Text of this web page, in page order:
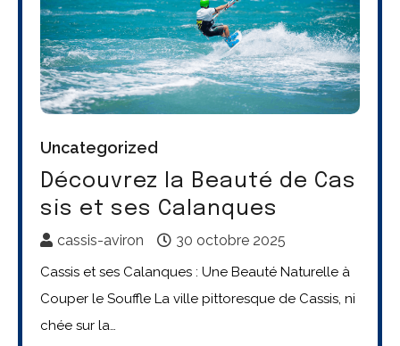
Uncategorized
Découvrez la Beauté de Cas
sis et ses Calanques
cassis-aviron 30 octobre 2025
Cassis et ses Calanques : Une Beauté Naturelle à
Couper le Souffle La ville pittoresque de Cassis, ni
chée sur la…